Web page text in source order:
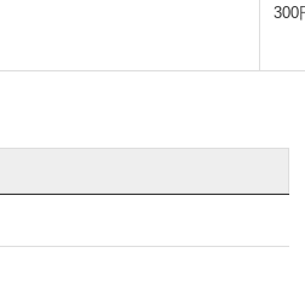
300